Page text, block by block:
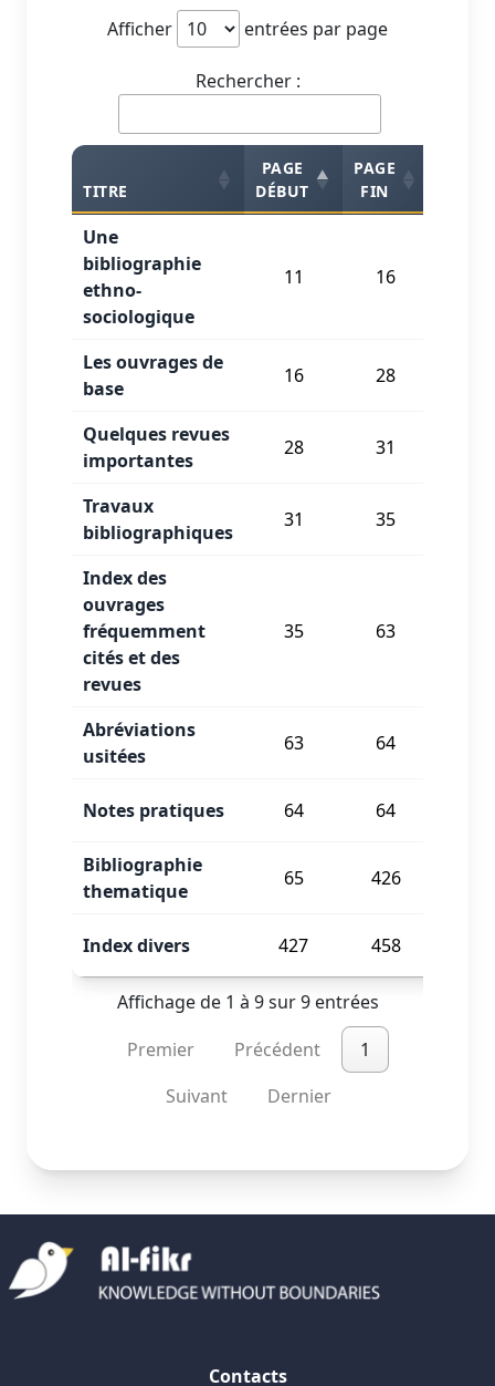
Afficher entrées par page
Rechercher :
TITRE
PAGE
DÉBUT
PAGE
FIN
Une
bibliographie
ethno-
sociologique
11 16
Les ouvrages de
base
16 28
Quelques revues
importantes
28 31
Travaux
bibliographiques
31 35
Index des
ouvrages
fréquemment
cités et des
revues
35 63
Abréviations
usitées
63 64
Notes pratiques 64 64
Bibliographie
thematique
65 426
Index divers 427 458
Affichage de 1 à 9 sur 9 entrées
Premier
Précédent
1
Suivant
Dernier
Contacts